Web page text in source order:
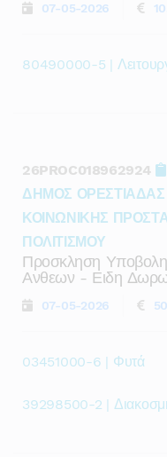
07-05-2026
80490000-5 |
26PROC018962924
ΔΗΜΟΣ ΟΡΕΣΤΙΑΔΑΣ
ΚΟΙΝΩΝΙΚΗΣ
ΠΟΛΙΤΙΣΜΟΥ
Προσκληση
Ανθεων - Ειδη
07-05-2026
03451000-6 | Φυτά
39298500-2 |